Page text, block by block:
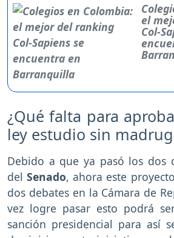
el
Col-
¿Qué falta para
ley estudio sin
Debido a que ya pasó los dos
delSenado, ahora este
dos debates en la Cámara de
vez logre pasar esto podrá
sanción presidencial para así